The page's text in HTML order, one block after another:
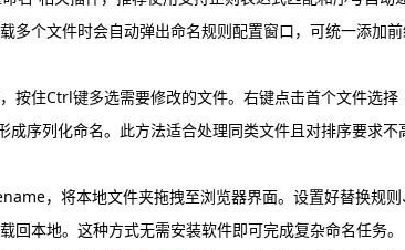
多个文件时会自动弹出命名规则配置窗口，可统一添加
按住Ctrl键多选需要修改的文件。右键点击首个文件选择
成序列化命名。此方法适合处理同类文件且对排序要求不
，将本地文件夹拖拽至浏览器界面。设置好替换规则
本地。这种方式无需安装软件即可完成复杂命名任务。